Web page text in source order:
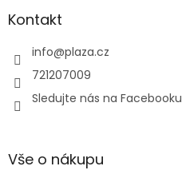
Kontakt
info@plaza.cz
721207009
Sledujte nás na Facebooku
Vše o nákupu